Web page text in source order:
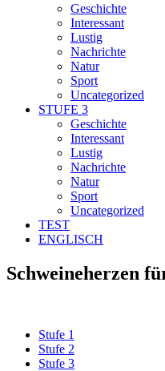
Geschichte
Interessant
Lustig
Nachrichte
Natur
Sport
Uncategorized
STUFE 3
Geschichte
Interessant
Lustig
Nachrichte
Natur
Sport
Uncategorized
TEST
ENGLISCH
Schweineherzen
Stufe 1
Stufe 2
Stufe 3